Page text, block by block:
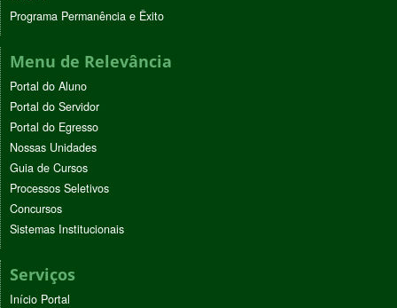
Programa Permanência e Êxito
Menu de Relevância
Portal do Aluno
Portal do Servidor
Portal do Egresso
Nossas Unidades
Guia de Cursos
Processos Seletivos
Concursos
Sistemas Institucionais
Serviços
Início Portal